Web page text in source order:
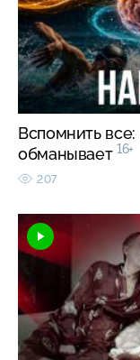
Вспомнить все:
обманывает 16+
207